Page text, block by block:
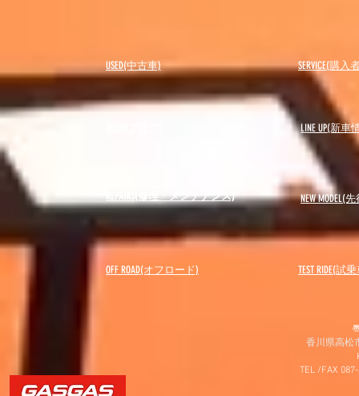
USED(中古車) SERVICE(購
LINE UP(新車
REPAIRS(修理・メンテナンス) NEW MODEL(先
OFF ROAD(オフロード) ​TEST RIDE(試
香川県高松
TEL /FAX